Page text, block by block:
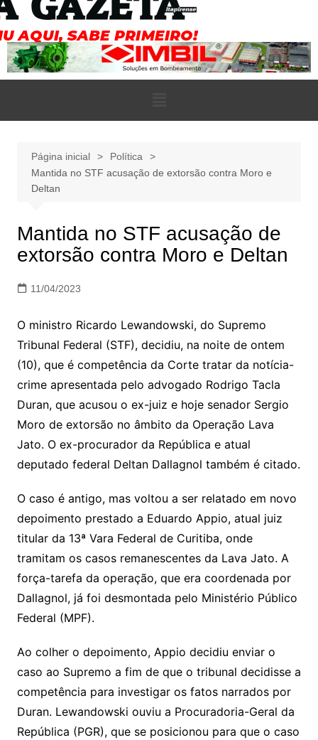
Página inicial
Política
Mantida no STF acusação de extorsão contra Moro e
Deltan
Mantida no STF acusação de
extorsão contra Moro e Deltan
11/04/2023
O ministro Ricardo Lewandowski, do Supremo
Tribunal Federal (STF), decidiu, na noite de ontem
(10), que é competência da Corte tratar da notícia-
crime apresentada pelo advogado Rodrigo Tacla
Duran, que acusou o ex-juiz e hoje senador Sergio
Moro de extorsão no âmbito da Operação Lava
Jato. O ex-procurador da República e atual
deputado federal Deltan Dallagnol também é citado.
O caso é antigo, mas voltou a ser relatado em novo
depoimento prestado a Eduardo Appio, atual juiz
titular da 13ª Vara Federal de Curitiba, onde
tramitam os casos remanescentes da Lava Jato. A
força-tarefa da operação, que era coordenada por
Dallagnol, já foi desmontada pelo Ministério Público
Federal (MPF).
Ao colher o depoimento, Appio decidiu enviar o
caso ao Supremo a fim de que o tribunal decidisse a
competência para investigar os fatos narrados por
Duran. Lewandowski ouviu a Procuradoria-Geral da
República (PGR), que se posicionou para que o caso